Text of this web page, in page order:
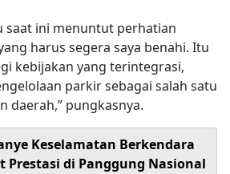
saat ini menuntut perhatian
harus segera saya benahi. Itu
kebijakan yang terintegrasi,
parkir sebagai salah satu
daerah,” pungkasnya.
Keselamatan Berkendara
Prestasi di Panggung Nasional